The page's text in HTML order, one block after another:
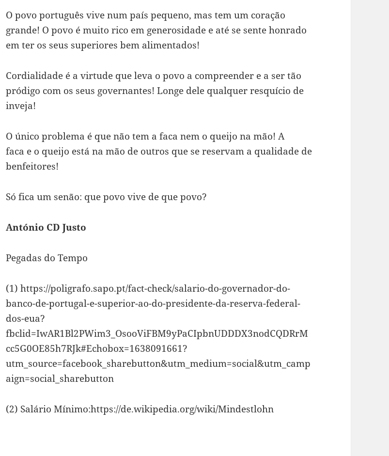
O povo português vive num país pequeno, mas tem um coração
grande! O povo é muito rico em generosidade e até se sente honrado
em ter os seus superiores bem alimentados!
Cordialidade é a virtude que leva o povo a compreender e a ser tão
pródigo com os seus governantes! Longe dele qualquer resquício de
inveja!
O único problema é que não tem a faca nem o queijo na mão! A
faca e o queijo está na mão de outros que se reservam a qualidade de
benfeitores!
Só fica um senão: que povo vive de que povo?
António CD Justo
Pegadas do Tempo
(1) https://poligrafo.sapo.pt/fact-check/salario-do-governador-do-
banco-de-portugal-e-superior-ao-do-presidente-da-reserva-federal-
dos-eua?
fbclid=IwAR1Bl2PWim3_OsooViFBM9yPaCIpbnUDDDX3nodCQDRrM
cc5G0OE85h7RJk#Echobox=1638091661?
utm_source=facebook_sharebutton&utm_medium=social&utm_camp
aign=social_sharebutton
(2) Salário Mínimo:https://de.wikipedia.org/wiki/Mindestlohn